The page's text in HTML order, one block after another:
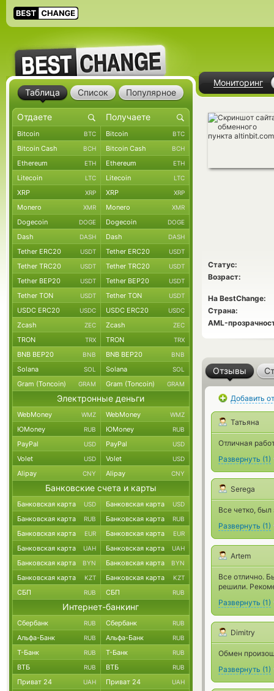
Мониторинг
Статус:
Возраст:
На BestChange:
Страна:
AML-
Отзывы
Добавить
Татьяна
Отличная
Развернуть (1)
Serega
Все четко, был
Развернуть (1)
Artem
Все отлично.
решили.
Развернуть (1)
Dimitry
Обмен
Развернуть (1)
Таблица Список Популярное
Bitcoin BTC Bitcoin BTC
Bitcoin Cash BCH Bitcoin Cash BCH
Ethereum ETH Ethereum ETH
Litecoin LTC Litecoin LTC
XRP XRP XRP XRP
Monero XMR Monero XMR
Dogecoin DOGE Dogecoin DOGE
Dash DASH Dash DASH
Tether ERC20 USDT Tether ERC20 USDT
Tether TRC20 USDT Tether TRC20 USDT
Tether BEP20 USDT Tether BEP20 USDT
Tether TON USDT Tether TON USDT
USDC ERC20 USDC USDC ERC20 USDC
Zcash ZEC Zcash ZEC
TRON TRX TRON TRX
BNB BEP20 BNB BNB BEP20 BNB
Solana SOL Solana SOL
Gram (Toncoin) GRAM Gram (Toncoin) GRAM
Электронные деньги
WebMoney WMZ WebMoney WMZ
ЮMoney RUB ЮMoney RUB
PayPal USD PayPal USD
Volet USD Volet USD
Alipay CNY Alipay CNY
Банковские счета и карты
Банковская карта USD Банковская карта USD
Банковская карта RUB Банковская карта RUB
Банковская карта EUR Банковская карта EUR
Банковская карта UAH Банковская карта UAH
Банковская карта BYN Банковская карта BYN
Банковская карта KZT Банковская карта KZT
СБП RUB СБП RUB
Интернет-банкинг
Сбербанк RUB Сбербанк RUB
Альфа-Банк RUB Альфа-Банк RUB
Т-Банк RUB Т-Банк RUB
ВТБ RUB ВТБ RUB
Приват 24 UAH Приват 24 UAH